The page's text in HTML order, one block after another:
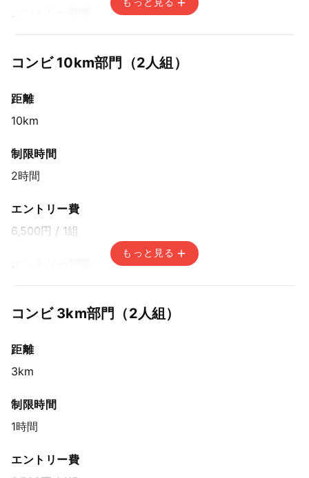
エントリー期間
先着方式
コンビ 10km部⾨（2⼈組）
距離
10km
制限時間
2時間
エントリー費
6,500円 / 1組
エントリー期間
先着方式
もっと見る
コンビ 3km部⾨（2⼈組）
距離
3km
制限時間
1時間
エントリー費